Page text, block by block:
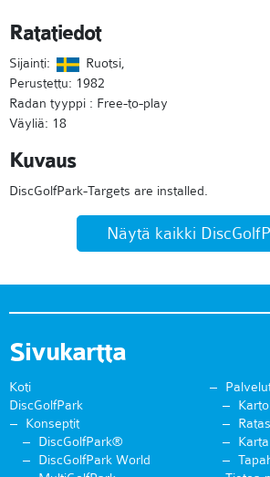
Ratatiedot
Sijainti:
Ruotsi,
Perustettu: 1982
Radan tyyppi : Free-to-play
Väyliä: 18
Kuvaus
DiscGolfPark-Targets are installed.
Näytä kaikki
Sivukartta
Koti
DiscGolfPark
Konseptit
DiscGolfPark®
DiscGolfPark World